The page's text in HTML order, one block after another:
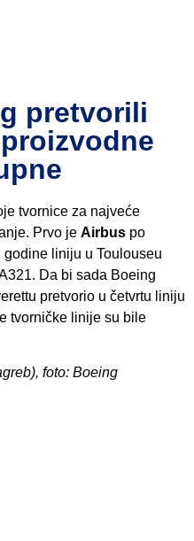
pretvorili
tvornice za najveće
Prvo je Airbus po
liniju u Toulouseu
Da bi sada Boeing
pretvorio u četvrtu liniju
tvorničke linije su bile
foto: Boeing